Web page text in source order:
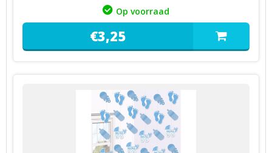
Op voorraad
€3,25